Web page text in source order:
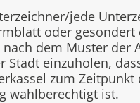
jede
oder gesondert
dem Muster der
Stadt einzuholen,
zum Zeitpunkt
wahlberechtigt ist.